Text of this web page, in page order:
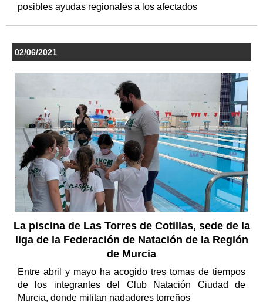
posibles ayudas regionales a los afectados
02/06/2021
La piscina de Las Torres de Cotillas, sede de la
liga de la Federación de Natación de la Región
de Murcia
Entre abril y mayo ha acogido tres tomas de tiempos
de los integrantes del Club Natación Ciudad de
Murcia, donde militan nadadores torreños